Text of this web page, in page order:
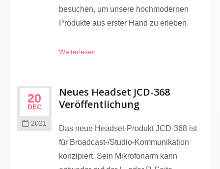
besuchen, um unsere hochmodernen
Produkte aus erster Hand zu erleben.
Weiterlesen
20
DEC
2021
Neues Headset JCD-368
Veröffentlichung
Das neue Headset-Produkt JCD-368 ist
für Broadcast-/Studio-Kommunikation
konzipiert. Sein Mikrofonarm kann